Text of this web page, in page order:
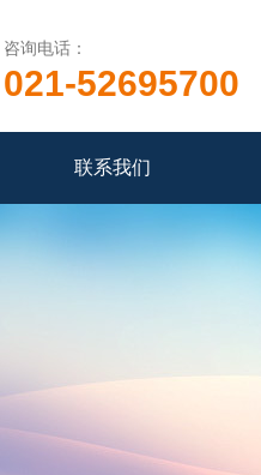
咨询电话：
021-52695700
联系我们